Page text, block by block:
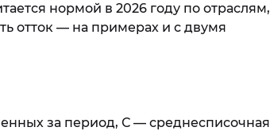
нормой в 2026 году по отраслям,
отток — на примерах и с двумя
за период, С — среднесписочная